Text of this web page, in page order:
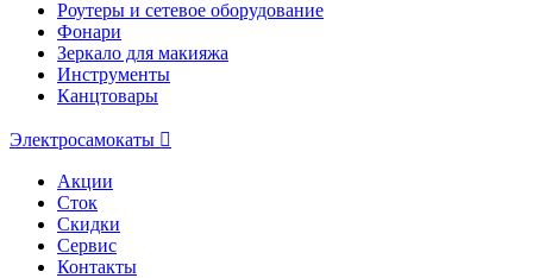
Роутеры и сетевое оборудование
Фонари
Зеркало для макияжа
Инструменты
Канцтовары
Электросамокаты
Акции
Сток
Скидки
Сервис
Контакты